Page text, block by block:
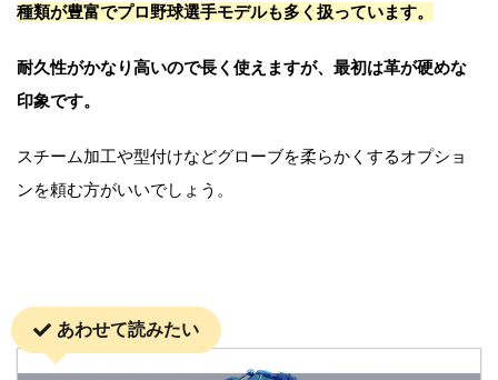
種類が豊富でプロ野球選手モデルも多く扱っています。
耐久性がかなり高いので長く使えますが、最初は革が硬めな
印象です。
スチーム加工や型付けなどグローブを柔らかくするオプショ
ンを頼む方がいいでしょう。
あわせて読みたい